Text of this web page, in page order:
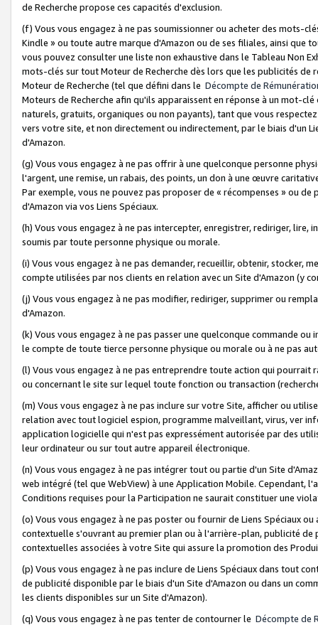
de Recherche propose ces capacités d'exclusion.
(f) Vous vous engagez à ne pas soumissionner ou acheter des mots-
Kindle » ou toute autre marque d'Amazon ou de ses filiales, ainsi que
vous pouvez consulter une liste non exhaustive dans le Tableau Non
mots-clés sur tout Moteur de Recherche dès lors que les publicités de
Moteur de Recherche (tel que défini dans le Décompte de
Moteurs de Recherche afin qu'ils apparaissent en réponse à un mot-
naturels, gratuits, organiques ou non payants), tant que vous
vers votre site, et non directement ou indirectement, par le biais d'un
d'Amazon.
(g) Vous vous engagez à ne pas offrir à une quelconque personne
l'argent, une remise, un rabais, des points, un don à une œuvre
Par exemple, vous ne pouvez pas proposer de « récompenses » ou
d'Amazon via vos Liens Spéciaux.
(h) Vous vous engagez à ne pas intercepter, enregistrer, rediriger,
soumis par toute personne physique ou morale.
(i) Vous vous engagez à ne pas demander, recueillir, obtenir, stocker,
compte utilisées par nos clients en relation avec un Site d'Amazon (y
(j) Vous vous engagez à ne pas modifier, rediriger, supprimer ou
d'Amazon.
(k) Vous vous engagez à ne pas passer une quelconque commande
le compte de toute tierce personne physique ou morale ou à ne pas
(l) Vous vous engagez à ne pas entreprendre toute action qui
ou concernant le site sur lequel toute fonction ou transaction
(m) Vous vous engagez à ne pas inclure sur votre Site, afficher ou
relation avec tout logiciel espion, programme malveillant, virus, ver
application logicielle qui n'est pas expressément autorisée par des
leur ordinateur ou sur tout autre appareil électronique.
(n) Vous vous engagez à ne pas intégrer tout ou partie d'un Site
web intégré (tel que WebView) à une Application Mobile. Cependant,
Conditions requises pour la Participation ne saurait constituer une
(o) Vous vous engagez à ne pas poster ou fournir de Liens Spéciaux
contextuelle s'ouvrant au premier plan ou à l'arrière-plan, publicité
contextuelles associées à votre Site qui assure la promotion des
(p) Vous vous engagez à ne pas inclure de Liens Spéciaux dans tout
de publicité disponible par le biais d'un Site d'Amazon ou dans un
les clients disponibles sur un Site d'Amazon).
(q) Vous vous engagez à ne pas tenter de contourner le Décompte de